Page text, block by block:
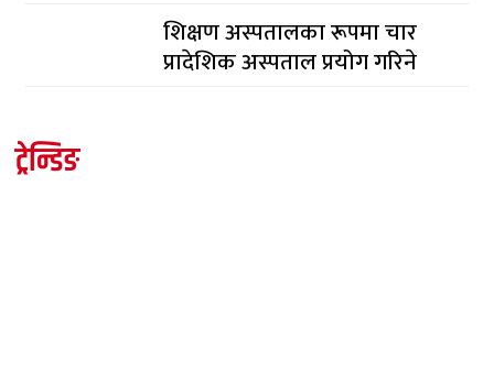
शिक्षण अस्पतालका रूपमा चार
प्रादेशिक अस्पताल प्रयोग गरिने
ट्रेन्डिङ